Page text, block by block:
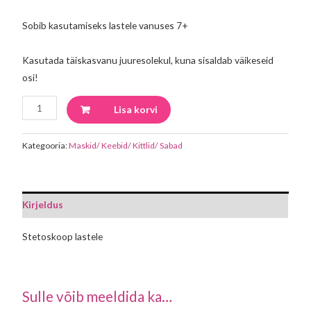
Sobib kasutamiseks lastele vanuses 7+
Kasutada täiskasvanu juuresolekul, kuna sisaldab väikeseid
osi!
Lisa korvi
Kategooria:Maskid/ Keebid/ Kittlid/ Sabad
Kirjeldus
Stetoskoop lastele
Sulle võib meeldida ka…